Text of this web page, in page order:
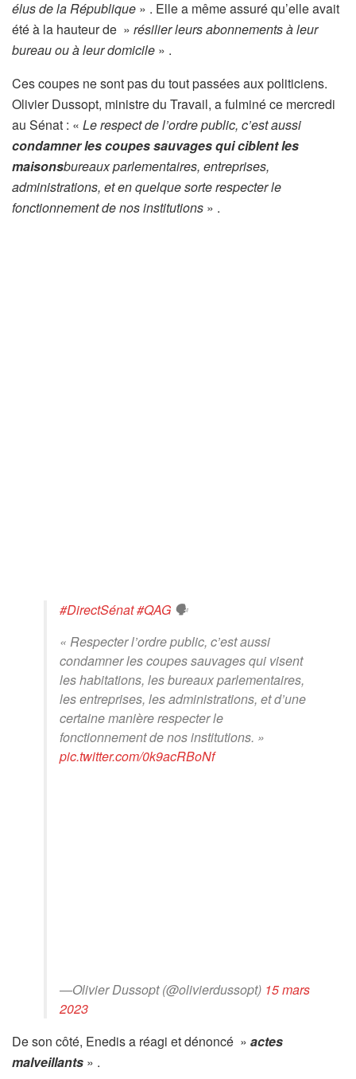
élus de la République » . Elle a même assuré qu’elle avait
été à la hauteur de » résilier leurs abonnements à leur
bureau ou à leur domicile » .
Ces coupes ne sont pas du tout passées aux politiciens.
Olivier Dussopt, ministre du Travail, a fulminé ce mercredi
au Sénat : « Le respect de l’ordre public, c’est aussi
condamner les coupes sauvages qui ciblent les
maisonsbureaux parlementaires, entreprises,
administrations, et en quelque sorte respecter le
fonctionnement de nos institutions » .
#DirectSénat#QAG 🗣
« Respecter l’ordre public, c’est aussi
condamner les coupes sauvages qui visent
les habitations, les bureaux parlementaires,
les entreprises, les administrations, et d’une
certaine manière respecter le
fonctionnement de nos institutions. »
pic.twitter.com/0k9acRBoNf
—Olivier Dussopt (@olivierdussopt) 15 mars
2023
De son côté, Enedis a réagi et dénoncé » actes
malveillants » .